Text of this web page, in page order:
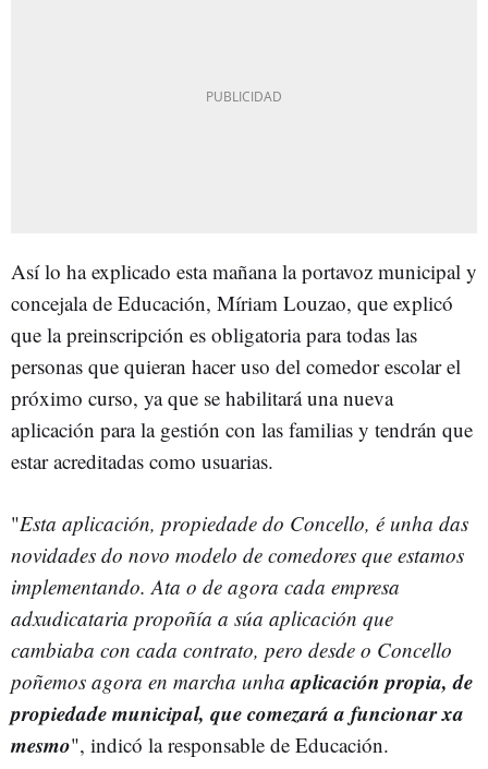
Así lo ha explicado esta mañana la portavoz municipal y
concejala de Educación, Míriam Louzao, que explicó
que la preinscripción es obligatoria para todas las
personas que quieran hacer uso del comedor escolar el
próximo curso, ya que se habilitará una nueva
aplicación para la gestión con las familias y tendrán que
estar acreditadas como usuarias.
"Esta aplicación, propiedade do Concello, é unha das
novidades do novo modelo de comedores que estamos
implementando. Ata o de agora cada empresa
adxudicataria propoñía a súa aplicación que
cambiaba con cada contrato, pero desde o Concello
poñemos agora en marcha unha aplicación propia, de
propiedade municipal, que comezará a funcionar xa
mesmo", indicó la responsable de Educación.